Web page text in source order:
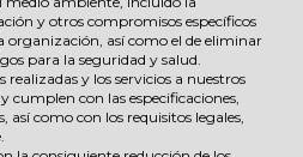
y otros compromisos específicos
organización, así como el de eliminar
para la seguridad y salud.
realizadas y los servicios a nuestros
cumplen con las especificaciones,
así como con los requisitos legales,